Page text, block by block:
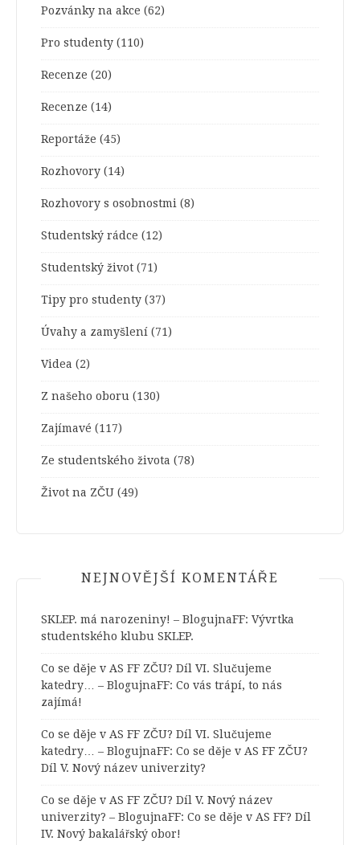
Pozvánky na akce (62)
Pro studenty (110)
Recenze (20)
Recenze (14)
Reportáže (45)
Rozhovory (14)
Rozhovory s osobnostmi (8)
Studentský rádce (12)
Studentský život (71)
Tipy pro studenty (37)
Úvahy a zamyšlení (71)
Videa (2)
Z našeho oboru (130)
Zajímavé (117)
Ze studentského života (78)
Život na ZČU (49)
NEJNOVĚJŠÍ KOMENTÁŘE
SKLEP. má narozeniny! – BlogujnaFF: Vývrtka
studentského klubu SKLEP.
Co se děje v AS FF ZČU? Díl VI. Slučujeme
katedry… – BlogujnaFF: Co vás trápí, to nás
zajímá!
Co se děje v AS FF ZČU? Díl VI. Slučujeme
katedry… – BlogujnaFF: Co se děje v AS FF ZČU?
Díl V. Nový název univerzity?
Co se děje v AS FF ZČU? Díl V. Nový název
univerzity? – BlogujnaFF: Co se děje v AS FF? Díl
IV. Nový bakalářský obor!